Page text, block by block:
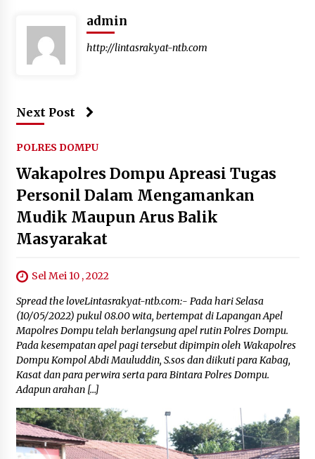
admin
http://lintasrakyat-ntb.com
Next Post
POLRES DOMPU
Wakapolres Dompu Apreasi Tugas
Personil Dalam Mengamankan
Mudik Maupun Arus Balik
Masyarakat
Sel Mei 10 , 2022
Spread the loveLintasrakyat-ntb.com:- Pada hari Selasa
(10/05/2022) pukul 08.00 wita, bertempat di Lapangan Apel
Mapolres Dompu telah berlangsung apel rutin Polres Dompu.
Pada kesempatan apel pagi tersebut dipimpin oleh Wakapolres
Dompu Kompol Abdi Mauluddin, S.sos dan diikuti para Kabag,
Kasat dan para perwira serta para Bintara Polres Dompu.
Adapun arahan […]